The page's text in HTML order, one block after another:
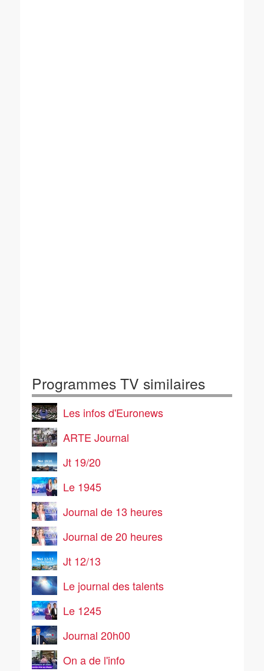
Programmes TV similaires
Les infos d'Euronews
ARTE Journal
Jt 19/20
Le 1945
Journal de 13 heures
Journal de 20 heures
Jt 12/13
Le journal des talents
Le 1245
Journal 20h00
On a de l'info